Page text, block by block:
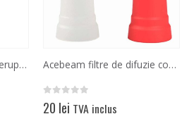
Acebeam ARPS-R02 intrerupator cu fir Acebeam filtre de difuzie conice pentru lanterne
0 out of 5
20 lei TVA inclus